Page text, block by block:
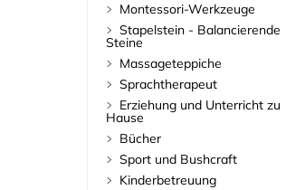
Montessori-Werkzeuge
Stapelstein - Balancierende
Steine
Massageteppiche
Sprachtherapeut
Erziehung und Unterricht zu
Hause
Bücher
Sport und Bushcraft
Kinderbetreuung